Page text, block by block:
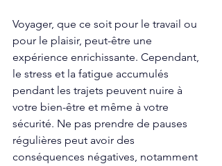
Voyager, que ce soit pour le travail ou
pour le plaisir, peut-être une
expérience enrichissante. Cependant,
le stress et la fatigue accumulés
pendant les trajets peuvent nuire à
votre bien-être et même à votre
sécurité. Ne pas prendre de pauses
régulières peut avoir des
conséquences négatives, notamment